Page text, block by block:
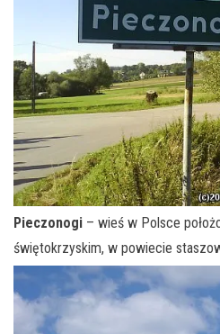
Pieczonogi – wieś w Polsce
świętokrzyskim, w powiecie